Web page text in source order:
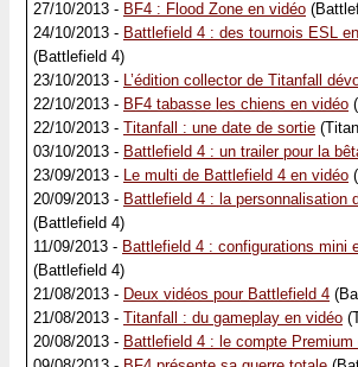
27/10/2013 - BF4 : Flood Zone en vidéo
24/10/2013 - Battlefield 4 : des tournois ESL
(Battlefield 4)
23/10/2013 - L’édition collector de Titanfall
22/10/2013 - BF4 tabasse les chiens en vidéo
22/10/2013 - Titanfall : une date de sortie
03/10/2013 - Battlefield 4 : un trailer pour la
23/09/2013 - Le multi de Battlefield 4 en vidéo
20/09/2013 - Battlefield 4 : la personnalisation
(Battlefield 4)
11/09/2013 - Battlefield 4 : configurations mini
(Battlefield 4)
21/08/2013 - Deux vidéos pour Battlefield 4
21/08/2013 - Titanfall : du gameplay en vidéo
20/08/2013 - Battlefield 4 : le compte Premium